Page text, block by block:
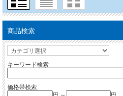
商品検索
キーワード検索
価格帯検索